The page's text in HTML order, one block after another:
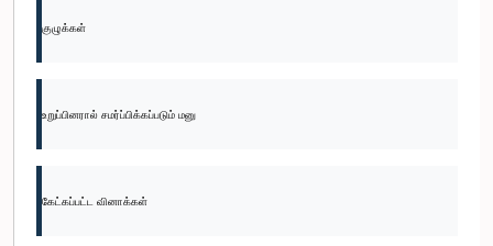
குழுக்கள்
உறுப்பினரால் சமர்ப்பிக்கப்படும் மனு
கேட்கப்பட்ட வினாக்கள்